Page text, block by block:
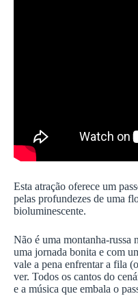
Esta atração oferece um
pelas profundezes de uma
bioluminescente.
Não é uma montanha-russa
uma jornada bonita e com
vale a pena enfrentar a fila
ver. Todos os cantos do
e a música que embala o